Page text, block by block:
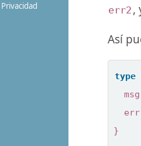
Privacidad err2 ,
Así
type
msg
err
}